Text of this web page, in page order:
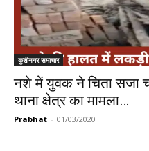
कुशीनगर समाचार
नशे में युवक ने चिता सजा
थाना क्षेत्र का मामला…
Prabhat - 01/03/2020